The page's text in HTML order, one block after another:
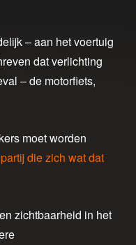
– aan het voertuig
dat verlichting
– de motorfiets,
moet worden
die zich wat dat
zichtbaarheid in het